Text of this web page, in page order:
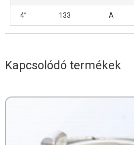
4” 133 A
Kapcsolódó termékek